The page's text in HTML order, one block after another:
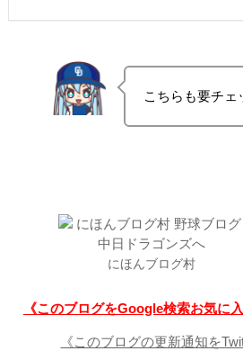
こちらも要チェ
にほんブログ村
《このブログをGoogle検索お気に
《このブログの更新通知を